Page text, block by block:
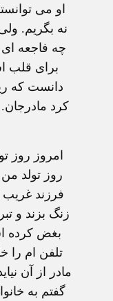
او می
نه بگریم.
چه فاجعه ای
برای قلب
دانست که
کرد
امروز روز
روز تولد من
فرزند
زنگ بزند و
بغض کرده
تلفن ام را
مادر از آن
گفتم به